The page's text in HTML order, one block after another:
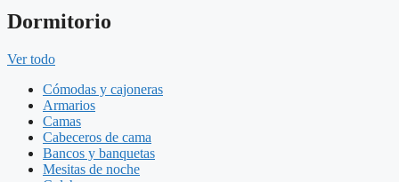
Dormitorio
Ver todo
Cómodas y cajoneras
Armarios
Camas
Cabeceros de cama
Bancos y banquetas
Mesitas de noche